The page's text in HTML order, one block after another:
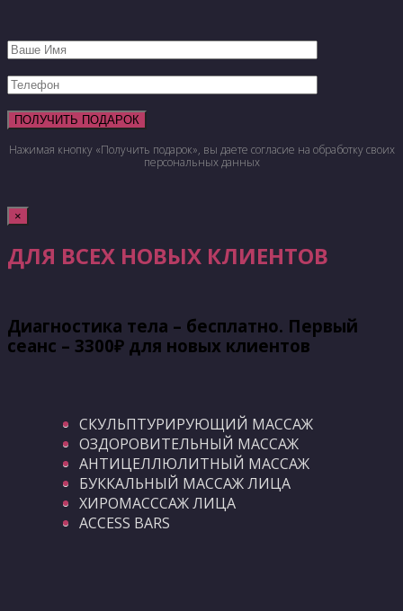
Нажимая кнопку «Получить подарок», вы даете согласие на обработку своих
персональных данных
×
ДЛЯ ВСЕХ НОВЫХ КЛИЕНТОВ
Диагностика тела – бесплатно. Первый
сеанс – 3300₽ для новых клиентов
СКУЛЬПТУРИРУЮЩИЙ МАССАЖ
ОЗДОРОВИТЕЛЬНЫЙ МАССАЖ
АНТИЦЕЛЛЮЛИТНЫЙ МАССАЖ
БУККАЛЬНЫЙ МАССАЖ ЛИЦА
ХИРОМАСССАЖ ЛИЦА
ACCESS BARS